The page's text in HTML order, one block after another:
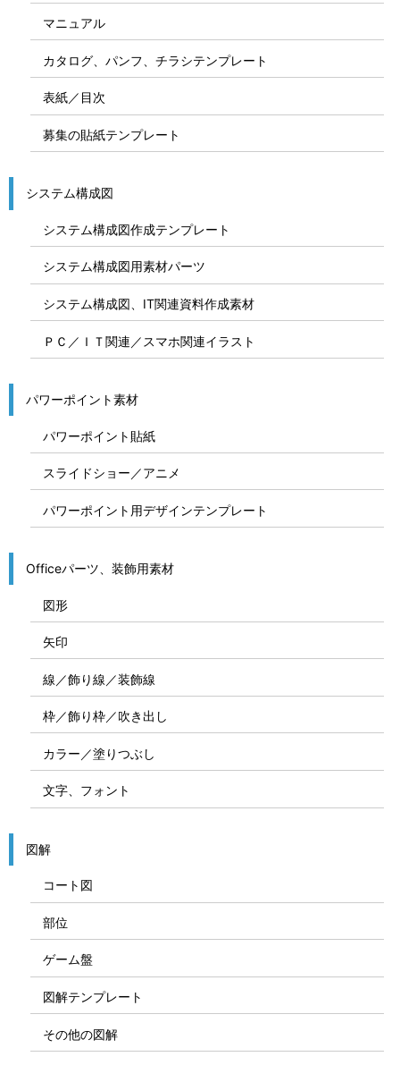
マニュアル
カタログ、パンフ、チラシテンプレート
表紙／目次
募集の貼紙テンプレート
システム構成図
システム構成図作成テンプレート
システム構成図用素材パーツ
システム構成図、IT関連資料作成素材
ＰＣ／ＩＴ関連／スマホ関連イラスト
パワーポイント素材
パワーポイント貼紙
スライドショー／アニメ
パワーポイント用デザインテンプレート
Officeパーツ、装飾用素材
図形
矢印
線／飾り線／装飾線
枠／飾り枠／吹き出し
カラー／塗りつぶし
文字、フォント
図解
コート図
部位
ゲーム盤
図解テンプレート
その他の図解